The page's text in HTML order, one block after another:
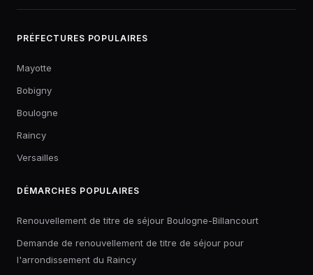
PRÉFECTURES POPULAIRES
Mayotte
Bobigny
Boulogne
Raincy
Versailles
DÉMARCHES POPULAIRES
Renouvellement de titre de séjour Boulogne-Billancourt
Demande de renouvellement de titre de séjour pour
l'arrondissement du Raincy